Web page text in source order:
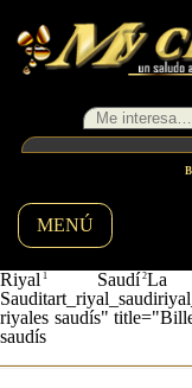
MENÚ
Riyal Saudí La
riyales saudís"
saudís